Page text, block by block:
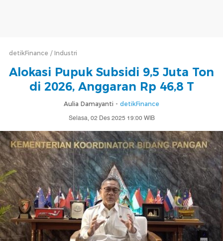
detikFinance Industri
Alokasi Pupuk Subsidi 9,5 Juta Ton
di 2026, Anggaran Rp 46,8 T
Aulia Damayanti - detikFinance
Selasa, 02 Des 2025 19:00 WIB